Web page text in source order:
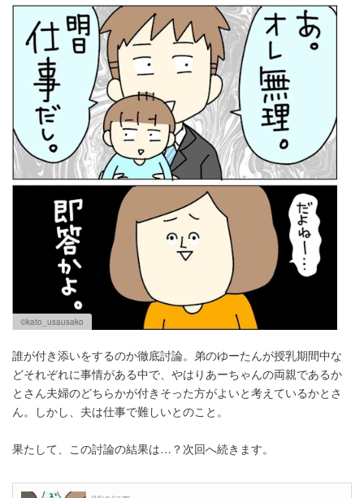
©kato_usausako
誰が付き添いをするのか徹底討論。弟のゆーたんが授乳期間中な
どそれぞれに事情がある中で、やはりあーちゃんの両親であるか
とさん夫婦のどちらかが付きそった方がよいと考えているかとさ
ん。しかし、夫は仕事で難しいとのこと。
果たして、この討論の結果は…？次回へ続きます。